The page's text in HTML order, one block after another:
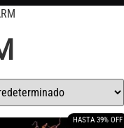
HASTA 39% OFF